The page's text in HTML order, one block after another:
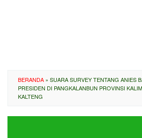
BERANDA » SUARA SURVEY TENTANG ANIES
PRESIDEN DI PANGKALANBUN PROVINSI
KALTENG